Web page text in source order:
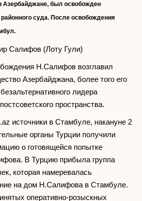
Азербайджане, был освобожден
суда. После освобождения
Салифов (Лоту Гули)
Н.Салифов возглавил
Азербайджана, более того его
лидера
пространства.
источники в Стамбуле, накануне 2
органы Турции получили
о готовящейся попытке
В Турцию прибыла группа
которая намеревалась
на дом Н.Салифова в Стамбуле.
оперативно-розыскных